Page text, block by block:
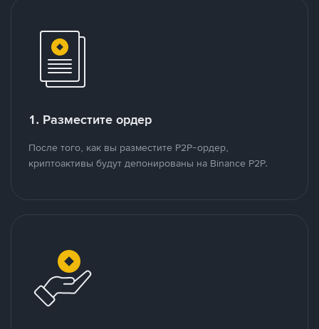
1. Разместите ордер
После того, как вы разместите P2P-ордер,
криптоактивы будут депонированы на Binance P2P.